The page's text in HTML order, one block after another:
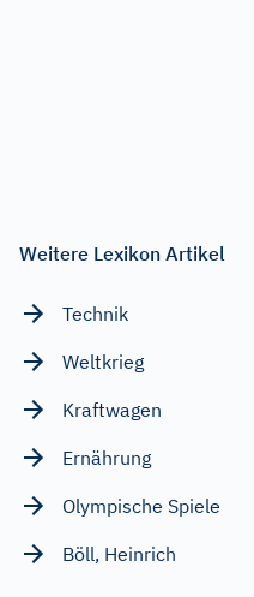
Weitere Lexikon Artikel
Technik
Weltkrieg
Kraftwagen
Ernährung
Olympische Spiele
Böll, Heinrich